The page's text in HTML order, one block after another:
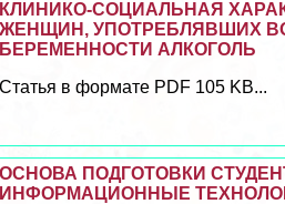
КЛИНИКО-СОЦИАЛЬНАЯ
ЖЕНЩИН, УПОТРЕБЛЯВШИХ
БЕРЕМЕННОСТИ АЛКОГОЛЬ
Статья в формате PDF 105 KB...
ОСНОВА ПОДГОТОВКИ
ИНФОРМАЦИОННЫЕ